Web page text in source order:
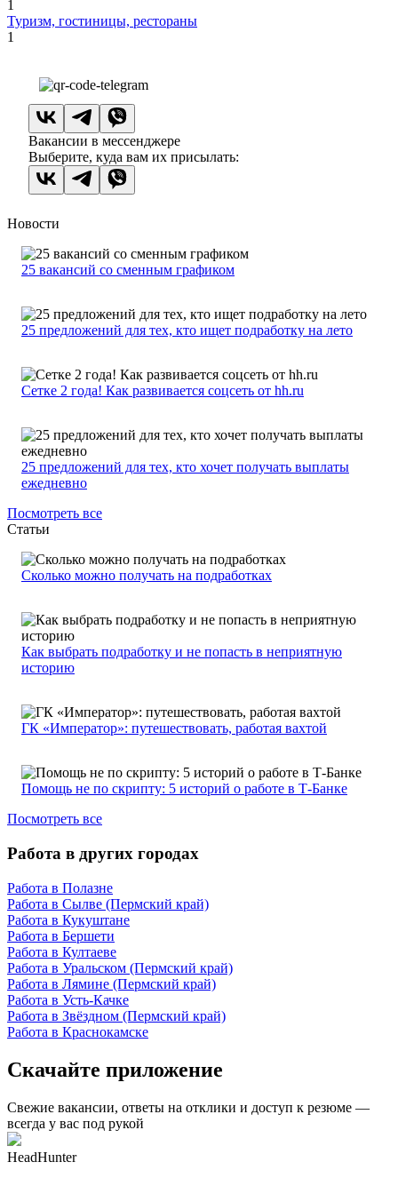
1
Туризм, гостиницы, рестораны
1
Вакансии в мессенджере
Выберите, куда вам их присылать:
Новости
25 вакансий со сменным графиком
25 предложений для тех, кто ищет подработку на лето
Сетке 2 года! Как развивается соцсеть от hh.ru
25 предложений для тех, кто хочет получать выплаты
ежедневно
Посмотреть все
Статьи
Сколько можно получать на подработках
Как выбрать подработку и не попасть в неприятную
историю
ГК «Император»: путешествовать, работая вахтой
Помощь не по скрипту: 5 историй о работе в Т-Банке
Посмотреть все
Работа в других городах
Работа в Полазне
Работа в Сылве (Пермский край)
Работа в Кукуштане
Работа в Бершети
Работа в Култаеве
Работа в Уральском (Пермский край)
Работа в Лямине (Пермский край)
Работа в Усть-Качке
Работа в Звёздном (Пермский край)
Работа в Краснокамске
Скачайте приложение
Свежие вакансии, ответы на отклики и доступ к резюме —
всегда у вас под рукой
HeadHunter